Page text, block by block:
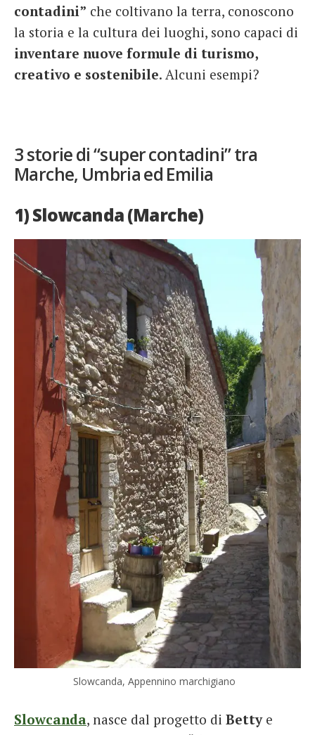
contadini” che coltivano la terra, conoscono
la storia e la cultura dei luoghi, sono capaci di
inventare nuove formule di turismo,
creativo e sostenibile. Alcuni esempi?
3 storie di “super contadini” tra
Marche, Umbria ed Emilia
1) Slowcanda (Marche)
Slowcanda, Appennino marchigiano
Slowcanda, nasce dal progetto di Bettye